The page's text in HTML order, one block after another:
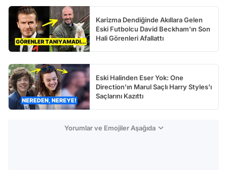
Karizma Dendiğinde Akıllara Gelen
Eski Futbolcu David Beckham'ın Son
Hali Görenleri Afallattı
Eski Halinden Eser Yok: One
Direction'ın Marul Saçlı Harry Styles'ı
Saçlarını Kazıttı
Yorumlar ve Emojiler Aşağıda